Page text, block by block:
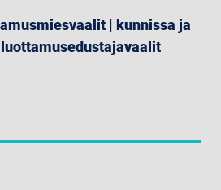
| kunnissa ja